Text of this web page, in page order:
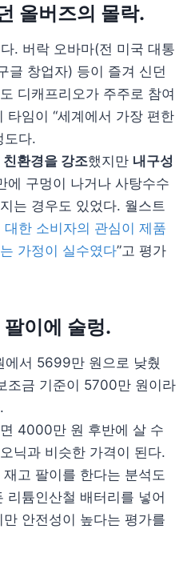
올버즈의 몰락.
. 버락 오바마(전 미국 대통
글 창업자) 등이 즐겨 신던
디캐프리오가 주주로 참여
타임이 “세계에서 가장 편한
도다.
친환경을 강조했지만 내구성
에 구멍이 나거나 사탕수수
는 경우도 있었다. 월스트
대한 소비자의 관심이 제품
가정이 실수였다”고 평가
이에 술렁.
에서 5699만 원으로 낮췄
조금 기준이 5700만 원이라
4000만 원 후반에 살 수
닉과 비슷한 가격이 된다.
고 팔이를 한다는 분석도
리튬인산철 배터리를 넣어
안전성이 높다는 평가를